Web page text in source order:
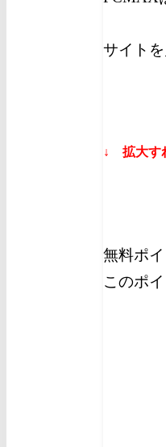
サイト
↓ 拡大す
無料ポ
このポ